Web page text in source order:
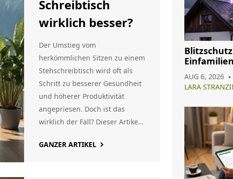
Schreibtisch
wirklich besser?
Der Umstieg vom
herkömmlichen Sitzen zu einem
Stehschreibtisch wird oft als
Schritt zu besserer Gesundheit
und höherer Produktivität
angepriesen. Doch ist das
wirklich der Fall? Dieser Artikel
Nachteile von
GANZER ARTIKEL
Pflicht,
Wartung
AUG 6, 2026
LARA